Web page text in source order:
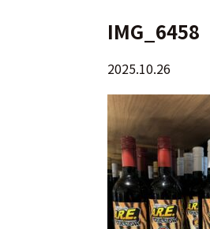
IMG_6458
2025.10.26